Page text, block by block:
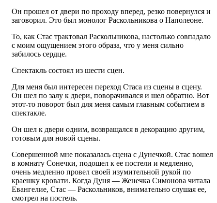
Он прошел от двери по проходу вперед, резко повернулся и
заговорил. Это был монолог Раскольникова о Наполеоне.
То, как Стас трактовал Раскольникова, настолько совпадало
с моим ощущением этого образа, что у меня сильно
забилось сердце.
Спектакль состоял из шести сцен.
Для меня был интересен переход Стаса из сцены в сцену.
Он шел по залу к двери, поворачивался и шел обратно. Вот
этот-то поворот был для меня самым главным событием в
спектакле.
Он шел к двери одним, возвращался в декорацию другим,
готовым для новой сцены.
Cовершенной мне показалась сцена с Дунечкой. Стас вошел
в комнату Сонечки, подошел к ее постели и медленно,
очень медленно провел своей изумительной рукой по
краешку кровати. Когда Дуня — Женечка Симонова читала
Евангелие, Стас — Раскольников, внимательно слушая ее,
смотрел на постель.